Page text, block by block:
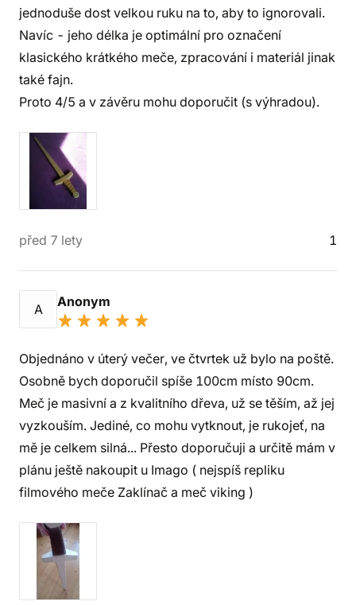
jednoduše dost velkou ruku na to, aby to ignorovali.
Navíc - jeho délka je optimální pro označení
klasického krátkého meče, zpracování i materiál jinak
také fajn.
Proto 4/5 a v závěru mohu doporučit (s výhradou).
před 7 lety 1
A Anonym
Objednáno v úterý večer, ve čtvrtek už bylo na poště.
Osobně bych doporučil spíše 100cm místo 90cm.
Meč je masivní a z kvalitního dřeva, už se těším, až jej
vyzkouším. Jediné, co mohu vytknout, je rukojeť, na
mě je celkem silná... Přesto doporučuji a určitě mám v
plánu ještě nakoupit u Imago ( nejspíš repliku
filmového meče Zaklínač a meč viking )